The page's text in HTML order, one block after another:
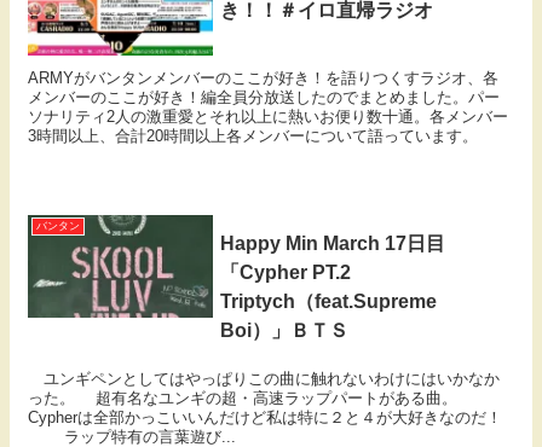
き！！＃イロ直帰ラジオ
ARMYがバンタンメンバーのここが好き！を語りつくすラジオ、各
メンバーのここが好き！編全員分放送したのでまとめました。パー
ソナリティ2人の激重愛とそれ以上に熱いお便り数十通。各メンバー
3時間以上、合計20時間以上各メンバーについて語っています。
バンタン
Happy Min March 17日目
「Cypher PT.2
Triptych（feat.Supreme
Boi）」ＢＴＳ
ユンギペンとしてはやっぱりこの曲に触れないわけにはいかなか
った。 超有名なユンギの超・高速ラップパートがある曲。
Cypherは全部かっこいいんだけど私は特に２と４が大好きなのだ！
ラップ特有の言葉遊び...